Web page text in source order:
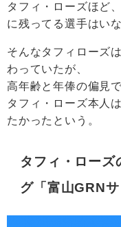
タフィ・ローズほど
に残ってる選手はい
そんなタフィローズ
わっていたが、
高年齢と年俸の偏見
タフィ・ローズ本人
たかったという。
タフィ・ローズ
グ「富山GRN